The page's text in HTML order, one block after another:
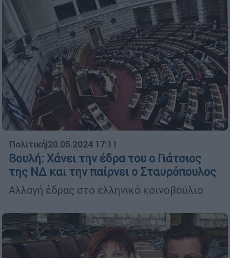
Πολιτική|20.05.2024 17:11
Βουλή: Χάνει την έδρα του ο Γιάτσιος
της ΝΔ και την παίρνει ο Σταυρόπουλος
Αλλαγή έδρας στο ελληνικό κοινοβούλιο